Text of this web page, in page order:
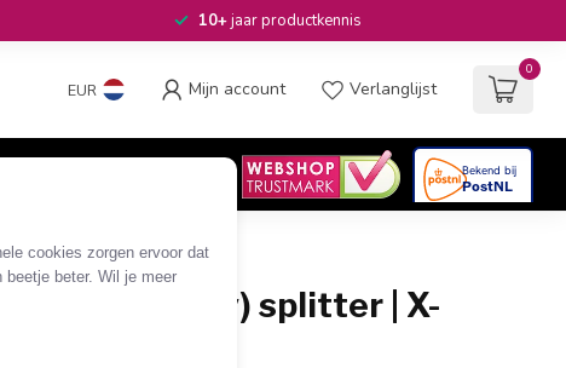
cookies zorgen ervoor dat
beter. Wil je meer
10+jaar productkennis
EUR Mijn account Verlanglijst
0
(m) - 2x BNC (v) splitter | X-